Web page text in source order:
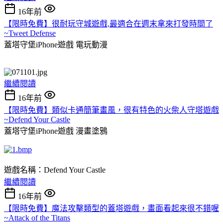
16年前
【限時免費】很耐玩守城遊戲,最適合在週末拿來打發時間了
~Tweet Defense
蓋塔守堡iPhone遊戲 電玩動漫
繼續閱讀
16年前
【限時免費】類似卡通簡筆畫風，很有特色的火柴人守塔遊戲
~Defend Your Castle
蓋塔守堡iPhone遊戲 漫畫塗鴉
遊戲名稱：Defend Your Castle
繼續閱讀
16年前
【限時免費】魔法攻擊類型的蓋塔遊戲，畫面看起來很不錯喔
~Attack of the Titans